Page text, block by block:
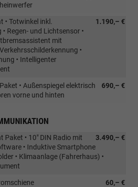
1.190,– €
• Totwinkel inkl.
Regen- und Lichtsensor •
mit
•
• Intelligenter
690,– €
• Außenspiegel elektrisch
vorne und hinten
3.490,– €
• 10" DIN Radio mit
• Induktive Smartphone
• Klimaanlage (Fahrerhaus) •
60,– €